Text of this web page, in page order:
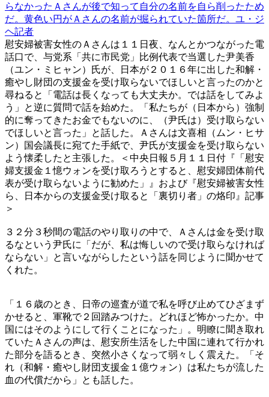
らなかったＡさんが後で知って自分の名前を自ら削ったため
だ。黄色い円がＡさんの名前が掘られていた箇所だ。ユ・ジ
ヘ記者
慰安婦被害女性のＡさんは１１日夜、なんとかつながった電
話口で、与党系「共に市民党」比例代表で当選した尹美香
（ユン・ミヒャン）氏が、日本が２０１６年に出した和解・
癒やし財団の支援金を受け取らないでほしいと言ったのかと
尋ねると「電話は長くなっても大丈夫か。では話をしてみよ
う」と逆に質問で話を始めた。「私たちが（日本から）強制
的に奪ってきたお金でもないのに、（尹氏は）受け取らない
でほしいと言った」と話した。Ａさんは文喜相（ムン・ヒサ
ン）国会議長に宛てた手紙で、尹氏が支援金を受け取らない
よう懐柔したと主張した。＜中央日報５月１１日付『「慰安
婦支援金１憶ウォンを受け取ろうとすると、慰安婦団体前代
表が受け取らないように勧めた」』および『慰安婦被害女性
ら、日本からの支援金受け取ると「裏切り者」の烙印』記事
＞
３２分３秒間の電話のやり取りの中で、Ａさんは金を受け取
るなという尹氏に「だが、私は悔しいので受け取らなければ
ならない」と言いながらしたという話を同じように聞かせて
くれた。
「１６歳のとき、日帝の巡査が道で私を呼び止めてひざまず
かせると、軍靴で２回踏みつけた。どれほど怖かったか。中
国にはそのようにして行くことになった」。明瞭に聞き取れ
ていたＡさんの声は、慰安所生活をした中国に連れて行かれ
た部分を語るとき、突然小さくなって弱々しく震えた。「そ
れ（和解・癒やし財団支援金１億ウォン）は私たちが流した
血の代償だから」とも話した。